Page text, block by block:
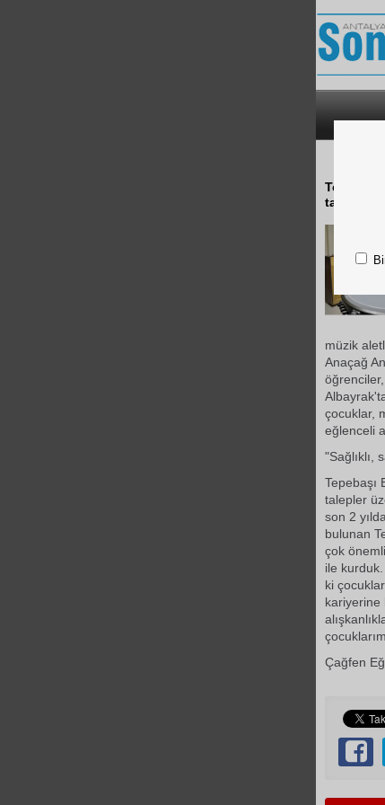
tanıtmak
müzik
Anaçağ
çocuklar,
eğlenceli
"Sağlıklı,
Tepebaşı
talepler
son 2
bulunan
çok
ile
ki
kariyerine
Çağfen